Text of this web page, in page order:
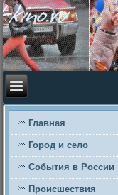
Главная
Город и село
События в России
Происшествия